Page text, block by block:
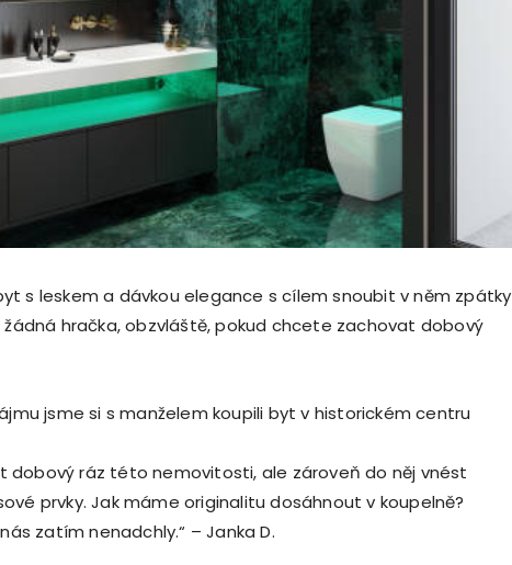
s leskem a dávkou elegance s cílem snoubit v něm zpátky
žádná hračka, obzvláště, pokud chcete zachovat dobový
jsme si s manželem koupili byt v historickém centru
dobový ráz této nemovitosti, ale zároveň do něj vnést
prvky. Jak máme originalitu dosáhnout v koupelně?
zatím nenadchly.“ – Janka D.